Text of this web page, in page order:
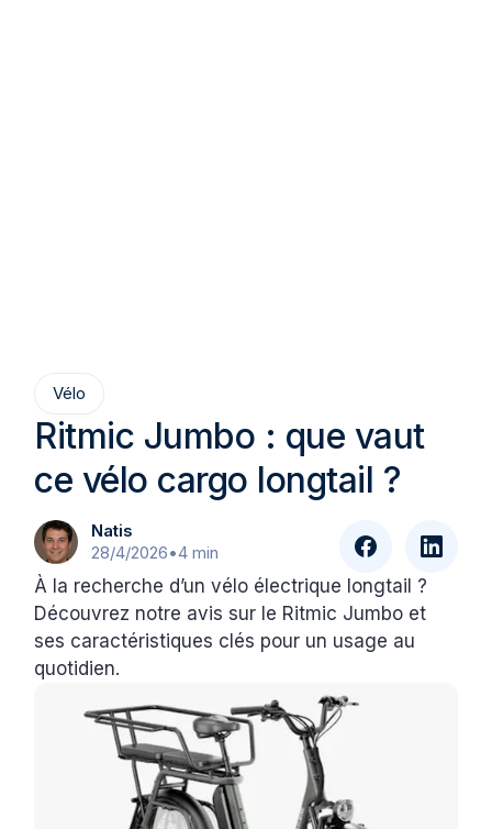
Vélo
Ritmic Jumbo : que vaut
ce vélo cargo longtail ?
Natis
28/4/2026•4 min
À la recherche d’un vélo électrique longtail ?
Découvrez notre avis sur le Ritmic Jumbo et
ses caractéristiques clés pour un usage au
quotidien.